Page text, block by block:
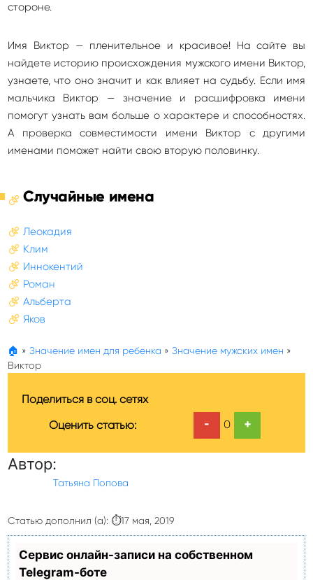
стороне.
Имя Виктор — пленительное и красивое! На сайте вы
найдете историю происхождения мужского имени Виктор,
узнаете, что оно значит и как влияет на судьбу. Если имя
мальчика Виктор — значение и расшифровка имени
помогут узнать вам больше о характере и способностях.
А проверка совместимости имени Виктор с другими
именами поможет найти свою вторую половинку.
Случайные имена
Леокадия
Клим
Иннокентий
Роман
Альберта
Яков
🏠 » Значение имен для ребенка » Значение мужских имен »
Виктор
Поделиться в соц. сетях
Оценить статью:
- 0 +
Автор:
Татьяна Попова
Статью дополнил (а): ⏱17 мая, 2019
Сервис онлайн-записи на собственном
Telegram-боте